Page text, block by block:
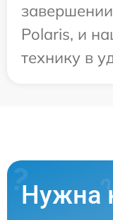
Polaris, и
технику в
Нужна